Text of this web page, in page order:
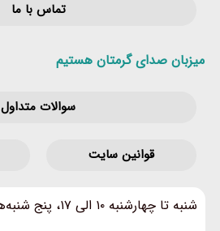
تماس با ما
میزبان صدای گرمتان هستیم
سوالات متداول
قوانین‌ سایت
شنبه تا چهارشنبه ۱۰ الی ۱۷، پنج شنبه‌ها ۱۰ الی ۱۴